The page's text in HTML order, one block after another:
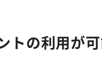
の利用が可